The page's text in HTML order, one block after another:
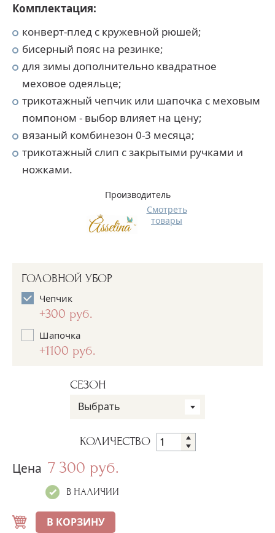
Комплектация:
конверт-плед с кружевной рюшей;
бисерный пояс на резинке;
для зимы дополнительно квадратное
меховое одеяльце;
трикотажный чепчик или шапочка с меховым
помпоном - выбор влияет на цену;
вязаный комбинезон 0-3 месяца;
трикотажный слип с закрытыми ручками и
ножками.
Производитель
Смотреть
товары
ГОЛОВНОЙ УБОР
Чепчик
+300 руб.
Шапочка
+1100 руб.
СЕЗОН
Выбрать
КОЛИЧЕСТВО
Цена 7 300 руб.
В НАЛИЧИИ
В КОРЗИНУ